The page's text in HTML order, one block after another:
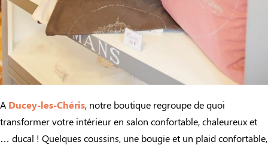
A Ducey-les-Chéris, notre boutique regroupe de quoi
transformer votre intérieur en salon confortable, chaleureux et
… ducal ! Quelques coussins, une bougie et un plaid confortable,